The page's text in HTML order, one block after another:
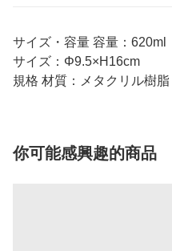
サイズ・容量 容量：620ml
サイズ：Φ9.5×H16cm
規格 材質：メタクリル樹脂
你可能感興趣的商品